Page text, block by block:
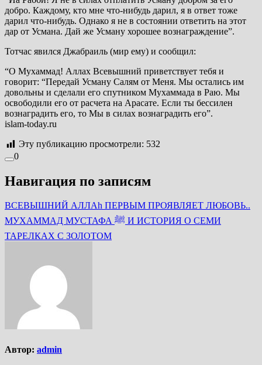
добро. Каждому, кто мне что-нибудь дарил, я в ответ тоже
дарил что-нибудь. Однако я не в состоянии ответить на этот
дар от Усмана. Дай же Усману хорошее вознаграждение”.
Тотчас явился Джабраиль (мир ему) и сообщил:
“О Мухаммад! Аллах Всевышний приветствует тебя и
говорит: “Передай Усману Салям от Меня. Мы остались им
довольны и сделали его спутником Мухаммада в Раю. Мы
освободили его от расчета на Арасате. Если ты бессилен
вознаградить его, то Мы в силах вознаградить его”.
islam-today.ru
Эту публикацию просмотрели: 532
0
Навигация по записям
ВСЕВЫШНИЙ АЛЛАh ПЕРВЫМ ПРОЯВЛЯЕТ ЛЮБОВЬ..
МУХАММАД МУСТАФА ﷺ И ИСТОРИЯ О СЕМИ
ТАРЕЛКАХ С ЗОЛОТОМ
Автор: admin